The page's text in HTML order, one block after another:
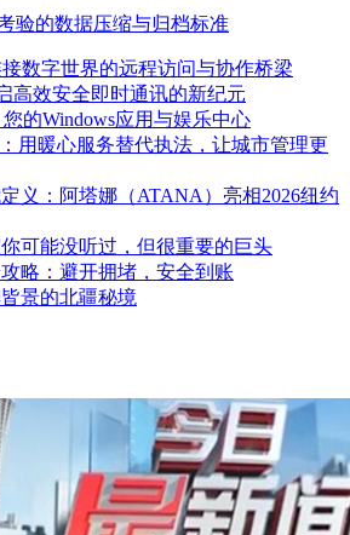
验的数据压缩与归档标准
接数字世界的远程访问与协作桥梁
高效安全即时通讯的新纪元
您的Windows应用与娱乐中心
用暖心服务替代执法，让城市管理更
义：阿塔娜（ATANA）亮相2026纽约
可能没听过，但很重要的巨头
略：避开拥堵，安全到账
景的北疆秘境